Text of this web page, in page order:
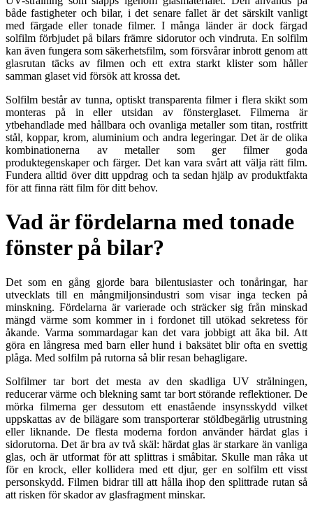
både fastigheter och bilar, i det senare fallet är det särskilt vanligt
med färgade eller tonade filmer. I många länder är dock färgad
solfilm förbjudet på bilars främre sidorutor och vindruta. En solfilm
kan även fungera som säkerhetsfilm, som försvårar inbrott genom att
glasrutan täcks av filmen och ett extra starkt klister som håller
samman glaset vid försök att krossa det.
Solfilm består av tunna, optiskt transparenta filmer i flera skikt som
monteras på in eller utsidan av fönsterglaset. Filmerna är
ytbehandlade med hållbara och ovanliga metaller som titan, rostfritt
stål, koppar, krom, aluminium och andra legeringar. Det är de olika
kombinationerna av metaller som ger filmer goda
produktegenskaper och färger. Det kan vara svårt att välja rätt film.
Fundera alltid över ditt uppdrag och ta sedan hjälp av produktfakta
för att finna rätt film för ditt behov.
Vad är fördelarna med tonade
fönster på bilar?
Det som en gång gjorde bara bilentusiaster och tonåringar, har
utvecklats till en mångmiljonsindustri som visar inga tecken på
minskning. Fördelarna är varierade och sträcker sig från minskad
mängd värme som kommer in i fordonet till utökad sekretess för
åkande. Varma sommardagar kan det vara jobbigt att åka bil. Att
göra en långresa med barn eller hund i baksätet blir ofta en svettig
plåga. Med solfilm på rutorna så blir resan behagligare.
Solfilmer tar bort det mesta av den skadliga UV strålningen,
reducerar värme och blekning samt tar bort störande reflektioner. De
mörka filmerna ger dessutom ett enastående insynsskydd vilket
uppskattas av de bilägare som transporterar stöldbegärlig utrustning
eller liknande. De flesta moderna fordon använder härdat glas i
sidorutorna. Det är bra av två skäl: härdat glas är starkare än vanliga
glas, och är utformat för att splittras i småbitar. Skulle man råka ut
för en krock, eller kollidera med ett djur, ger en solfilm ett visst
personskydd. Filmen bidrar till att hålla ihop den splittrade rutan så
att risken för skador av glasfragment minskar.